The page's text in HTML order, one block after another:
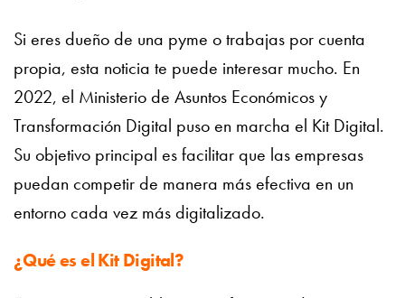
Si eres dueño de una pyme o trabajas por cuenta
propia, esta noticia te puede interesar mucho. En
2022, el Ministerio de Asuntos Económicos y
Transformación Digital puso en marcha el Kit Digital.
Su objetivo principal es facilitar que las empresas
puedan competir de manera más efectiva en un
entorno cada vez más digitalizado.
¿Qué es el Kit Digital?